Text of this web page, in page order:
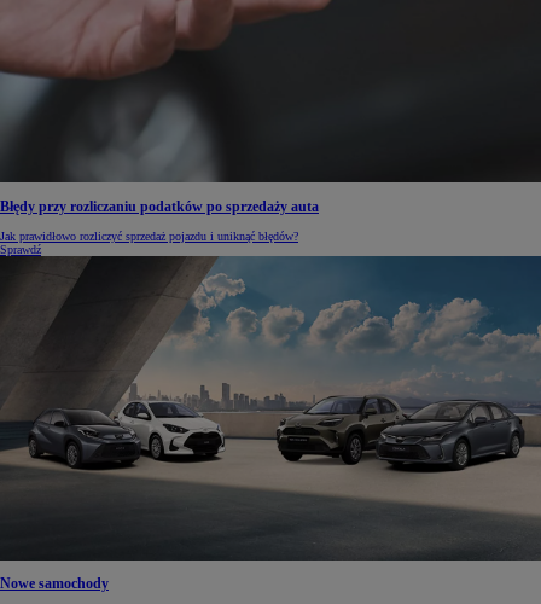
Błędy przy rozliczaniu podatków po sprzedaży auta
Jak prawidłowo rozliczyć sprzedaż pojazdu i uniknąć błędów?
Sprawdź
Nowe samochody